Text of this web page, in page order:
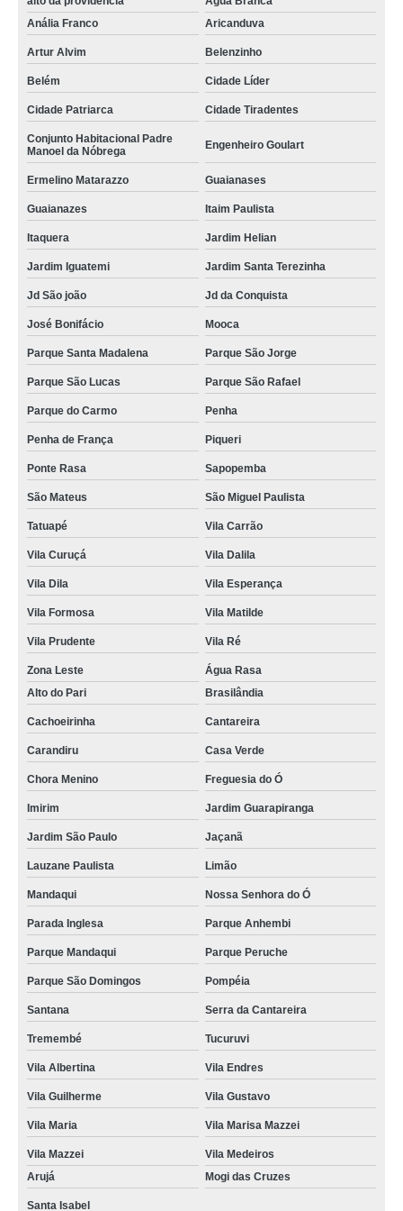
bem casados para casamento valor Vila Nova Conceição
bem nascidos para lembrancinha sob encomenda Parque Residencial da
Lapa
bem nascidos para chá de bebê valor Perdizes
bem nascidos para maternidade sob encomenda Jaçanã
bem nascidos para batizado valor Jd São joão
bem casados para bodas de ouro Brooklin
quanto custa bem casados para bodas de ouro Parque Mandaqui
orçamento de bem casados para batizado Freguesia do Ó
orçamento de bem nascidos Vila Prudente
quanto custa bem casados para noivado Vila Carrão
bem casados para bodas de ouro sob encomenda Vila Mariana
quanto custa bem casados para lembrancinha de casamento Parque São
Rafael
orçamento de bem casados para bodas de ouro Vila Albertina
quanto custa bem casados para aniversário Parque Anhembi
bem casados para batizado Pacaembu
orçamento de bem casados e bem vividos Itaquera
bem nascidos para maternidade Parque Santa Madalena
bem nascidos para lembrancinha valor Vila Anastácio
bem casados para bodas de ouro valor Água Rasa
quanto custa bem nascidos para chá de bebê Vila Endres
bem casados e doces finos valor Vila Romana
bem casados para batizado valor Vila Guilherme
orçamento de bem casados para aniversário Jardim Bonfiglioli
quanto custa bem casados e doces finos Água Rasa
bem casados para noivado sob encomenda Piqueri
quanto custa bem casados e bem vividos Vila Formosa
bem casados para lembrancinha de casamento valor Jardins
orçamento de bem nascidos para lembrancinha alto da providencia
bem casados e doces finos valor Casa Verde
orçamento de bem casados e bem vividos Vila Anastácio
Anália Franco
Aricanduva
Artur Alvim Belenzinho
Belém Cidade Líder
Cidade Patriarca Cidade Tiradentes
Conjunto Habitacional Padre
Manoel da Nóbrega
Engenheiro Goulart
Ermelino Matarazzo Guaianases
Guaianazes Itaim Paulista
Itaquera Jardim Helian
Jardim Iguatemi Jardim Santa Terezinha
Jd São joão Jd da Conquista
José Bonifácio Mooca
Parque Santa Madalena Parque São Jorge
Parque São Lucas Parque São Rafael
Parque do Carmo Penha
Penha de França Piqueri
Ponte Rasa Sapopemba
São Mateus São Miguel Paulista
Tatuapé Vila Carrão
Vila Curuçá Vila Dalila
Vila Dila Vila Esperança
Vila Formosa Vila Matilde
Vila Prudente Vila Ré
Zona Leste
Água Rasa
Alto do Pari
Brasilândia
Cachoeirinha Cantareira
Carandiru Casa Verde
Chora Menino Freguesia do Ó
Imirim Jardim Guarapiranga
Jardim São Paulo Jaçanã
Lauzane Paulista Limão
Mandaqui Nossa Senhora do Ó
Parada Inglesa Parque Anhembi
Parque Mandaqui Parque Peruche
Parque São Domingos Pompéia
Santana Serra da Cantareira
Tremembé Tucuruvi
Vila Albertina Vila Endres
Vila Guilherme Vila Gustavo
Vila Maria Vila Marisa Mazzei
Vila Mazzei
Vila Medeiros
Arujá
Mogi das Cruzes
Santa Isabel